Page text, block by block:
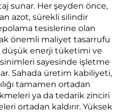
sunar. Her şeyden önce,
azot, sürekli silindir
tesislerine olan
önemli maliyet tasarrufu
düşük enerji tüketimi ve
sayesinde işletme
Sahada üretim kabiliyeti,
tamamen ortadan
ya da tedarik zinciri
ortadan kaldırır. Yüksek